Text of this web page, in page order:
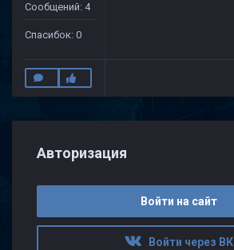
Сообщений: 4
Спасибок: 0
Авторизация
Войти на сайт
Войти через ВК